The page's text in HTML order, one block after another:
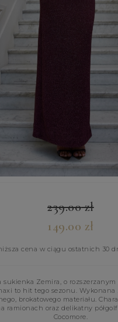
239.00zł
149.00 zł
cena w ciągu ostatnich 30
sukienka Zemira, o rozszerzanym
to hit tego sezonu. Wykonana
brokatowego materiału.
ramionach oraz delikatny
Cocomore.